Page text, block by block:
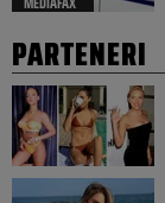
PARTENERI